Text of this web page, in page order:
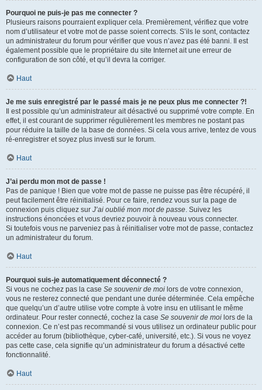
Pourquoi ne puis-je pas me connecter ?
Plusieurs raisons pourraient expliquer cela. Premièrement, vérifiez que votre
nom d’utilisateur et votre mot de passe soient corrects. S’ils le sont, contactez
un administrateur du forum pour vérifier que vous n’avez pas été banni. Il est
également possible que le propriétaire du site Internet ait une erreur de
configuration de son côté, et qu’il devra la corriger.
Haut
Je me suis enregistré par le passé mais je ne peux plus me connecter ?!
Il est possible qu’un administrateur ait désactivé ou supprimé votre compte. En
effet, il est courant de supprimer régulièrement les membres ne postant pas
pour réduire la taille de la base de données. Si cela vous arrive, tentez de vous
ré-enregistrer et soyez plus investi sur le forum.
Haut
J’ai perdu mon mot de passe !
Pas de panique ! Bien que votre mot de passe ne puisse pas être récupéré, il
peut facilement être réinitialisé. Pour ce faire, rendez vous sur la page de
connexion puis cliquez sur J’ai oublié mon mot de passe. Suivez les
instructions énoncées et vous devriez pouvoir à nouveau vous connecter.
Si toutefois vous ne parveniez pas à réinitialiser votre mot de passe, contactez
un administrateur du forum.
Haut
Pourquoi suis-je automatiquement déconnecté ?
Si vous ne cochez pas la case Se souvenir de moi lors de votre connexion,
vous ne resterez connecté que pendant une durée déterminée. Cela empêche
que quelqu’un d’autre utilise votre compte à votre insu en utilisant le même
ordinateur. Pour rester connecté, cochez la case Se souvenir de moi lors de la
connexion. Ce n’est pas recommandé si vous utilisez un ordinateur public pour
accéder au forum (bibliothèque, cyber-café, université, etc.). Si vous ne voyez
pas cette case, cela signifie qu’un administrateur du forum a désactivé cette
fonctionnalité.
Haut